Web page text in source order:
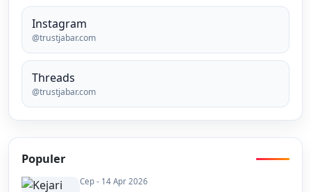
Instagram
@trustjabar.com
Threads
@trustjabar.com
Populer
Cep - 14 Apr 2026